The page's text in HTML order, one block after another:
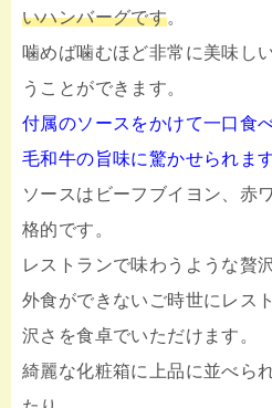
いハンバーグです。
噛めば噛むほど非常に美味し
うことができます。
付属のソースをかけて一口食
毛和牛の旨味に驚かせられます
ソースはビーフブイヨン、赤
格的です。
レストランで味わうような贅
外食ができないご時世にレス
沢さを食卓でいただけます。
綺麗な化粧箱に上品に並べら